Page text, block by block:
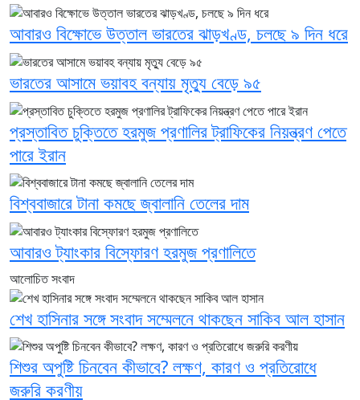
আবারও বিক্ষোভে উত্তাল ভারতের ঝাড়খণ্ড, চলছে ৯ দিন ধরে
ভারতের আসামে ভয়াবহ বন্যায় মৃত্যু বেড়ে ৯৫
প্রস্তাবিত চুক্তিতে হরমুজ প্রণালির ট্রাফিকের নিয়ন্ত্রণ পেতে
পারে ইরান
বিশ্ববাজারে টানা কমছে জ্বালানি তেলের দাম
আবারও ট্যাংকার বিস্ফোরণ হরমুজ প্রণালিতে
আলোচিত সংবাদ
শেখ হাসিনার সঙ্গে সংবাদ সম্মেলনে থাকছেন সাকিব আল হাসান
শিশুর অপুষ্টি চিনবেন কীভাবে? লক্ষণ, কারণ ও প্রতিরোধে
জরুরি করণীয়